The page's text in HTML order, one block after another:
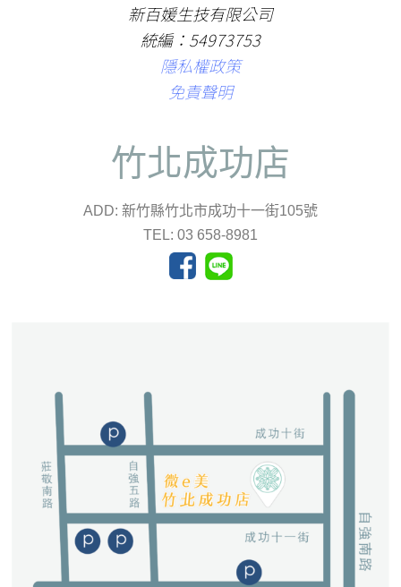
新百媛生技有限公司
統編：54973753
隱私權政策
免責聲明
竹北成功店
ADD: 新竹縣竹北市成功十一街105號
TEL: 03 658-8981